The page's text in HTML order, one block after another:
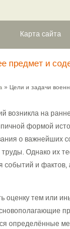
Карта сайта
предмет и
» Цели и задачи
возникла на
формой
о важнейших
Однако их
событий и
оценку тем или
определённые